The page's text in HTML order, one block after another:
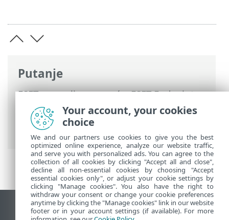
Putanje
ESET-ova online pomoć>ESET Endpoint
Security
>Upotreba programa ESET
Endpoint Security
>
Filtriranje dnevnika
Prikaži stranicu za radnu površinu
Your account, your cookies
choice
We and our partners use cookies to give you the best
optimized online experience, analyze our website traffic,
and serve you with personalized ads. You can agree to the
collection of all cookies by clicking "Accept all and close",
decline all non-essential cookies by choosing "Accept
essential cookies only", or adjust your cookie settings by
clicking "Manage cookies". You also have the right to
withdraw your consent or change your cookie preferences
anytime by clicking the "Manage cookies" link in our website
footer or in your account settings (if available). For more